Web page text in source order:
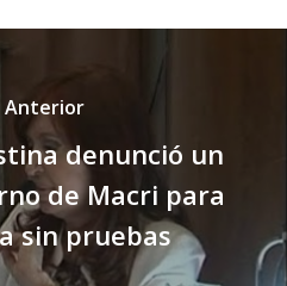
Anterior
denunció un
de Macri para
sin pruebas